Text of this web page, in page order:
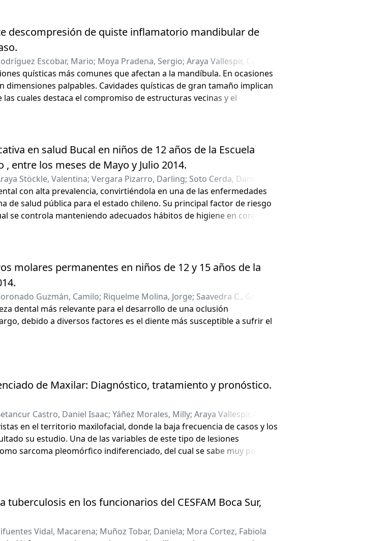
descompresión de quiste inflamatorio mandibular de
Escobar, Mario; Moya Pradena, Sergio; Araya Vallespir, Carlos
quísticas más comunes que afectan a la mandíbula. En ocasiones
dimensiones palpables. Cavidades quísticas de gran tamaño implican
cuales destaca el compromiso de estructuras vecinas y el
sobre el tratamiento de estas lesiones buscan ser lo más
en salud Bucal en niños de 12 años de la Escuela
entre los meses de Mayo y Julio 2014.
Stöckle, Valentina; Vergara Pizarro, Darling; Soto Cerda, Daniela
Carlos Fernando
con alta prevalencia, convirtiéndola en una de las enfermedades
de salud pública para el estado chileno. Su principal factor de riesgo
se controla manteniendo adecuados hábitos de higiene en conjunto
molares permanentes en niños de 12 y 15 años de la
Guzmán, Camilo; Riquelme Molina, Jorge; Saavedra C., Gerardo
dental más relevante para el desarrollo de una oclusión
debido a diversos factores es el diente más susceptible a sufrir el
de Maxilar: Diagnóstico, tratamiento y pronóstico.
Castro, Daniel Isaac; Yáñez Morales, Milly; Araya Vallespir, Carlos
en el territorio maxilofacial, donde la baja frecuencia de casos y los
su estudio. Una de las variables de este tipo de lesiones
sarcoma pleomórfico indiferenciado, del cual se sabe muy poco
Corresponde a un tumor maligno con características clínicas e
e inmunohistoquímico. Aparece principalmente en el tracto
basa en la cirugía con amplios márgenes de seguridad y radioterapia
presenta metástasis locales pero si a distancia con gran afinidad
pleomórfico indiferenciado de alto grado de maxilar
Oral y Maxilofacial del Hospital las Higueras de Talcahuano durante
en los funcionarios del CESFAM Boca Sur,
Vidal, Macarena; Muñoz Tobar, Daniela; Mora Cortez, Fabiola